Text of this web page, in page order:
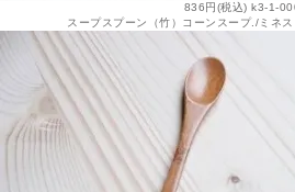
836円(税込) k3-1-
スープスプーン（竹）コーンスープ./ミネ